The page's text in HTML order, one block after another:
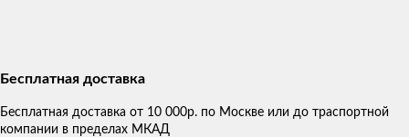
Бесплатная доставка
Бесплатная доставка от 10 000р. по Москве или до траспортной
компании в пределах МКАД